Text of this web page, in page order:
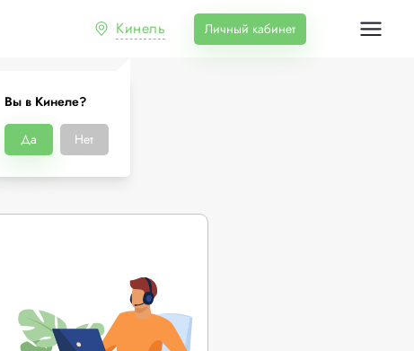
Кинель
Вы в Кинеле?
Да Нет
Личный кабинет